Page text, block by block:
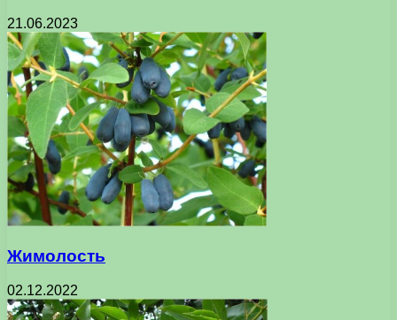
21.06.2023
Жимолость
02.12.2022